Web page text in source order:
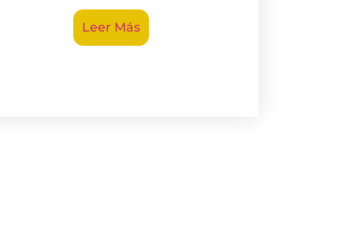
Leer Más